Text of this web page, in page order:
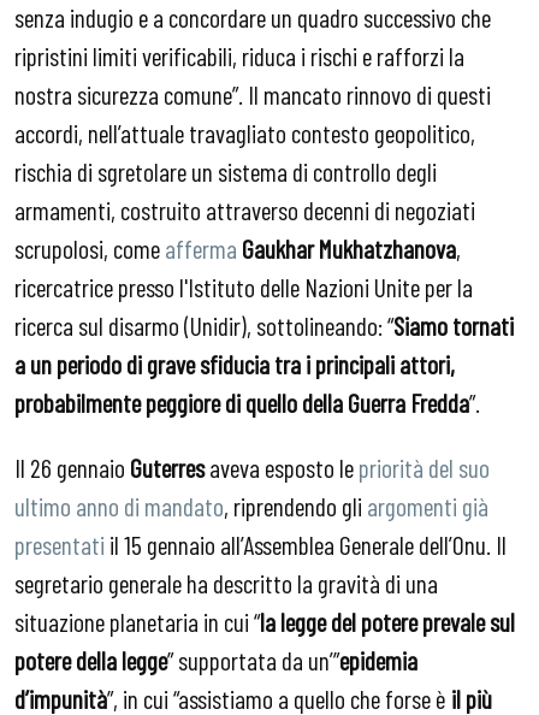
senza indugio e a concordare un quadro successivo che
ripristini limiti verificabili, riduca i rischi e rafforzi la
nostra sicurezza comune”. Il mancato rinnovo di questi
accordi, nell’attuale travagliato contesto geopolitico,
rischia di sgretolare un sistema di controllo degli
armamenti, costruito attraverso decenni di negoziati
scrupolosi, comeafferma Gaukhar Mukhatzhanova,
ricercatrice presso l'Istituto delle Nazioni Unite per la
ricerca sul disarmo (Unidir), sottolineando: “Siamo tornati
a un periodo di grave sfiducia tra i principali attori,
probabilmente peggiore di quello della Guerra Fredda”.
Il 26 gennaio Guterresaveva esposto lepriorità del suo
ultimo anno di mandato, riprendendo gli argomenti già
presentati il 15 gennaio all’Assemblea Generale dell’Onu. Il
segretario generale ha descritto la gravità di una
situazione planetaria in cui “la legge del potere prevale sul
potere della legge” supportata da un’”epidemia
d’impunità”, in cui “assistiamo a quello che forse è il più